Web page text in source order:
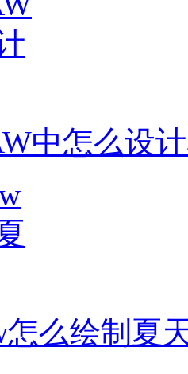
中怎么设
怎么绘制夏